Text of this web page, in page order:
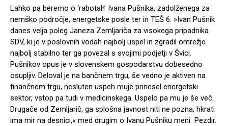
Lahko pa beremo o ‘rabotah’ Ivana Pušnika, zadolženega za
nemško področje, energetske posle ter in TEŠ 6. »Ivan Pušnik
danes velja poleg Janeza Zemljariča za visokega pripadnika
SDV, ki je v poslovnih vodah najbolj uspel in zgradil omrežje
najbolj stabilno ter ga povezal s svojimi podjetji v Švici.
Pušnikov opus je v slovenskem gospodarstvu dobesedno
osupljiv. Deloval je na bančnem trgu, še vedno je aktiven na
finančnem trgu, nesluten uspeh muje prinesel energetski
sektor, vstop pa tudi v medicinskega. Uspelo pa mu je še več.
Drugače od Zemljarič, ga splošna javnost niti ne pozna, hkrati
ima mir na desnici,« med drugim o Ivanu Pušniku meni Pezdir.